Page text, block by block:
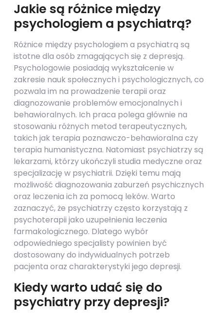
Jakie są różnice między
psychologiem a psychiatrą?
Różnice między psychologiem a psychiatrą są
istotne dla osób zmagających się z depresją.
Psychologowie posiadają wykształcenie w
zakresie nauk społecznych i psychologicznych, co
pozwala im na prowadzenie terapii oraz
diagnozowanie problemów emocjonalnych i
behawioralnych. Ich praca polega głównie na
stosowaniu różnych metod terapeutycznych,
takich jak terapia poznawczo-behawioralna czy
terapia humanistyczna. Natomiast psychiatrzy są
lekarzami, którzy ukończyli studia medyczne oraz
specjalizację w psychiatrii. Dzięki temu mają
możliwość diagnozowania zaburzeń psychicznych
oraz leczenia ich za pomocą leków. Warto
zaznaczyć, że psychiatrzy często korzystają z
psychoterapii jako uzupełnienia leczenia
farmakologicznego. Dlatego wybór
odpowiedniego specjalisty powinien być
dostosowany do indywidualnych potrzeb
pacjenta oraz charakterystyki jego depresji.
Kiedy warto udać się do
psychiatry przy depresji?